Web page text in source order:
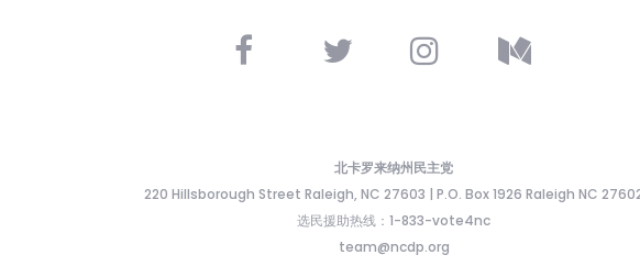
北卡罗来纳州民主党
220 Hillsborough Street Raleigh, NC 27603 | P.O. Box 1926 Raleigh NC
选民援助热线：1-833-vote4nc
team@ncdp.org